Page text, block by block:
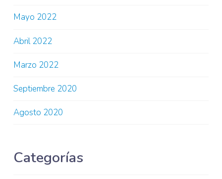
Mayo 2022
Abril 2022
Marzo 2022
Septiembre 2020
Agosto 2020
Categorías